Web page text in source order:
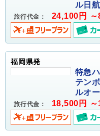
ル日
旅行代金： 24,100円 ～
福岡県発
特急
テン
ルオ
旅行代金： 18,500円 ～